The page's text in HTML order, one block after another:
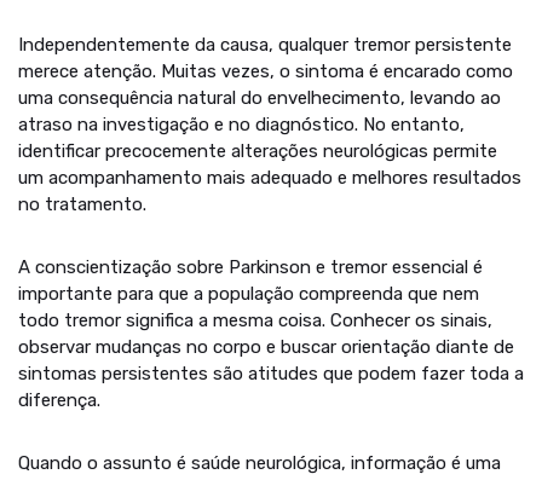
Independentemente da causa, qualquer tremor persistente
merece atenção. Muitas vezes, o sintoma é encarado como
uma consequência natural do envelhecimento, levando ao
atraso na investigação e no diagnóstico. No entanto,
identificar precocemente alterações neurológicas permite
um acompanhamento mais adequado e melhores resultados
no tratamento.
A conscientização sobre Parkinson e tremor essencial é
importante para que a população compreenda que nem
todo tremor significa a mesma coisa. Conhecer os sinais,
observar mudanças no corpo e buscar orientação diante de
sintomas persistentes são atitudes que podem fazer toda a
diferença.
Quando o assunto é saúde neurológica, informação é uma